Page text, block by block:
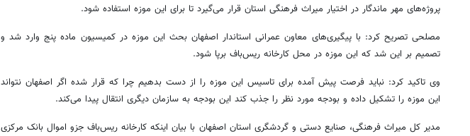
پروژه‌های مهر ماندگار در اختیار میراث فرهنگی استان قرار می‌گیرد تا برای این موزه استفاده شود.
مصلحی تصریح کرد: با پیگیری‌های معاون عمرانی استاندار اصفهان بحث این موزه در کمیسیون ماده پنج وارد شد و
تصمیم بر این شد که این موزه در محل کارخانه ریس‌باف برپا شود.
وی تاکید کرد: نباید فرصت پیش آمده برای تاسیس این موزه را از دست بدهیم چرا که قرار شده اگر اصفهان نتواند
این موزه را تشکیل داده و بودجه مورد نظر را جذب کند این بودجه به سازمان دیگری انتقال پیدا می‌کند.
مدیر کل میراث فرهنگی، صنایع دستی و گردشگری استان اصفهان با بیان اینکه کارخانه ریس‌باف جزو اموال بانک مرکزی